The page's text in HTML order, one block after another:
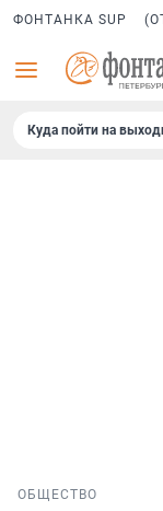
ФОНТАНКА SUP
Куда пойти на
ОБЩЕСТВО